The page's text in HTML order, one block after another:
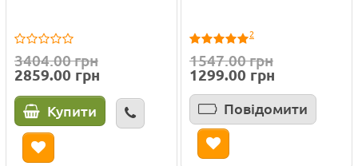
3404.00 грн
2859.00 грн
Купити
2
1547.00 грн
1299.00 грн
Повідомити